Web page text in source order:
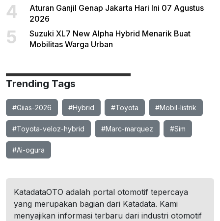
4
Aturan Ganjil Genap Jakarta Hari Ini 07 Agustus
2026
5
Suzuki XL7 New Alpha Hybrid Menarik Buat
Mobilitas Warga Urban
Trending Tags
#Giias-2026 #Hybrid #Toyota #Mobil-listrik
#Toyota-veloz-hybrid #Marc-marquez #Sim
#Ai-ogura
KatadataOTO adalah portal otomotif tepercaya
yang merupakan bagian dari Katadata. Kami
menyajikan informasi terbaru dari industri otomotif